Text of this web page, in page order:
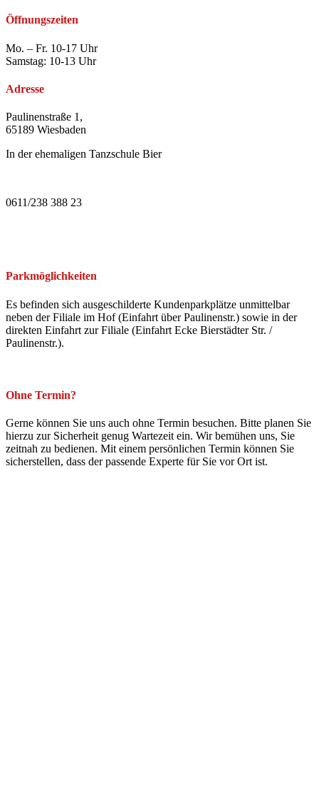
Öffnungszeiten
Mo. – Fr. 10-17 Uhr
Samstag: 10-13 Uhr
Adresse
Paulinenstraße 1,
65189 Wiesbaden
In der ehemaligen Tanzschule Bier
0611/238 388 23
Parkmöglichkeiten
Es befinden sich ausgeschilderte Kundenparkplätze unmittelbar
neben der Filiale im Hof (Einfahrt über Paulinenstr.) sowie in der
direkten Einfahrt zur Filiale (Einfahrt Ecke Bierstädter Str. /
Paulinenstr.).
Ohne Termin?
Gerne können Sie uns auch ohne Termin besuchen. Bitte planen Sie
hierzu zur Sicherheit genug Wartezeit ein. Wir bemühen uns, Sie
zeitnah zu bedienen. Mit einem persönlichen Termin können Sie
sicherstellen, dass der passende Experte für Sie vor Ort ist.